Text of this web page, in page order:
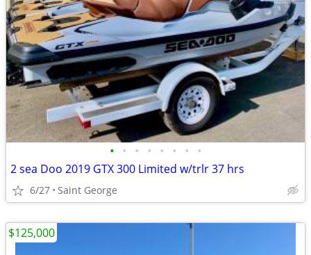
• • • • • • • •
2 sea Doo 2019 GTX 300 Limited w/trlr 37 hrs
6/27 Saint George
$125,000